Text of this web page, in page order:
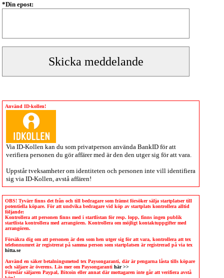
*Din epost:
Använd ID-kollen!
Via ID-Kollen kan du som privatperson använda BankID för att
verifiera personen du gör affärer med är den den utger sig för att vara.
Uppstår tveksamheter om identiteten och personen inte vill identifiera
sig via ID-Kollen , avstå affären!
OBS! Tyvärr finns det från och till bedragare som främst försöker sälja startplatser till
potentiella köpare. För att undvika bedragare vid köp av startplats kontrollera alltid
följande:
Kontrollera att personen finns med i startlistan för resp. lopp, finns ingen publik
startlista kontrollera med arrangören. Kontrollera om möjligt kontaktuppgifter med
arrangören.
Försäkra dig om att personen är den som hen utger sig för att vara, kontrollera att tex
telefonnumret är registrerat på samma person som startplatsen är registrerad på via tex
hitta.se
Använd en säker betalningsmetod tex Paysongaranti, där är pengarna låsta tills köpare
och säljare är överens. Läs mer om Paysongaranti här >>
Föreslår säljaren Paypal, Bitcoin eller annat där mottagaren inte går att verifiera avstå